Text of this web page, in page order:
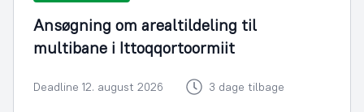
Ansøgning om arealtildeling til
multibane i Ittoqqortoormiit
Deadline 12. august 2026 3 dage tilbage